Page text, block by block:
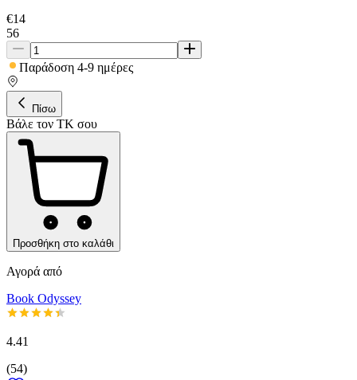
€14
56
Παράδοση 4-9 ημέρες
Πίσω
Βάλε τον ΤΚ σου
Προσθήκη στο καλάθι
Αγορά από
Book Odyssey
4.41
(54)